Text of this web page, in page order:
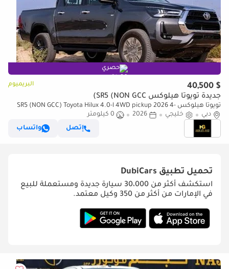
حصري
$ 40,500 البريميوم
جديدة تويوتا هيلوكس SR5 (NON GCC)
تويوتا هيلوكس SR5 (NON GCC) Toyota Hilux 4.0-l 4WD pickup 2026 4-
door cabin, automatic
دبي خليجي 2026
0 كيلومتر
إتصل
واتساب
تحميل تطبيق DubiCars
استكشف أكثر من 30،000 سيارة جديدة ومستعملة للبيع
في الإمارات من أكثر من 350 وكيل معتمد.